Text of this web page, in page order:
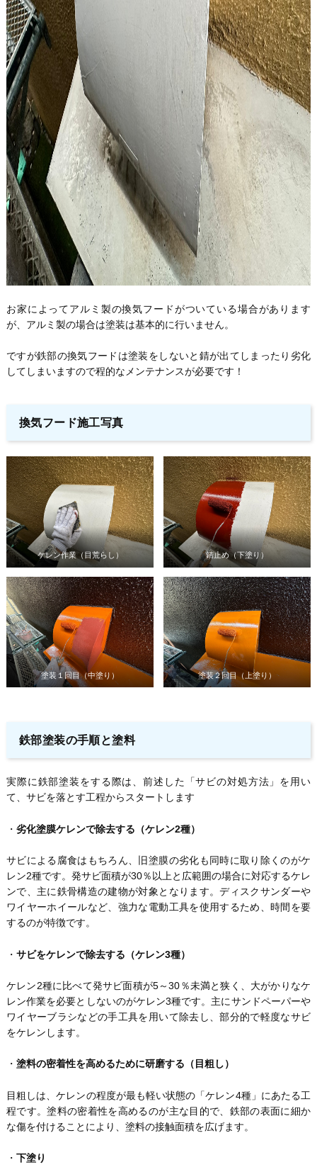
お家によってアルミ製の換気フードがついている場合があります
が、アルミ製の場合は塗装は基本的に行いません。
ですが鉄部の換気フードは塗装をしないと錆が出てしまったり劣化
してしまいますので程的なメンテナンスが必要です！
換気フード施工写真
ケレン作業（目荒らし） 錆止め（下塗り）
塗装１回目（中塗り） 塗装２回目（上塗り）
鉄部塗装の手順と塗料
実際に鉄部塗装をする際は、前述した「サビの対処方法」を用い
て、サビを落とす工程からスタートします
・ 劣化塗膜ケレンで除去する（ケレン2種）
サビによる腐食はもちろん、旧塗膜の劣化も同時に取り除くのがケ
レン2種です。発サビ面積が30％以上と広範囲の場合に対応するケレ
ンで、主に鉄骨構造の建物が対象となります。ディスクサンダーや
ワイヤーホイールなど、強力な電動工具を使用するため、時間を要
するのが特徴です。
・ サビをケレンで除去する（ケレン3種）
ケレン2種に比べて発サビ面積が5～30％未満と狭く、大がかりなケ
レン作業を必要としないのがケレン3種です。主にサンドペーパーや
ワイヤーブラシなどの手工具を用いて除去し、部分的で軽度なサビ
をケレンします。
・ 塗料の密着性を高めるために研磨する（目粗し）
目粗しは、ケレンの程度が最も軽い状態の「ケレン4種」にあたる工
程です。塗料の密着性を高めるのが主な目的で、鉄部の表面に細か
な傷を付けることにより、塗料の接触面積を広げます。
・ 下塗り